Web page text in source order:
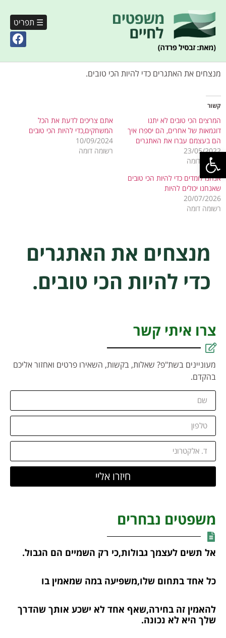
פתח סרגל נגישות
☰ תפריט
מנצחים את האתגרים כדי להיות הכי טובים.
קשור
המרצים הכי טובים לא יתנו
דוגמאות של אחרים, הם יספרו איך
הם בעצמם עברו את האתגרים
23/05/2022
רשומה דומה
אתם צריכים לדעת את הכל
המשחקים,כדי להיות הכי טובים
10/09/2024
רשומה דומה
אנחנו לומדים כדי להיות הכי טובים
שאנחנו יכולים להיות
20/07/2026
רשומה דומה
מנצחים את האתגרים
כדי להיות הכי טובים.
צרו איתי קשר
מעוניינים בשת"פ? שאלות, בקשות, השאירו פרטים ואחזור אליכם
בהקדם.
חיזרו אליי
משפטים נבחרים
אל תשים לעצמך גבולות,כי רק השמיים הם הגבול.
כל אחד בתחום שלו,משפיעה במה שמאמין בו
להאמין זה בחירה,שאף אחד לא ישכע אותך שהדרך
שלך היא לא נכונה.